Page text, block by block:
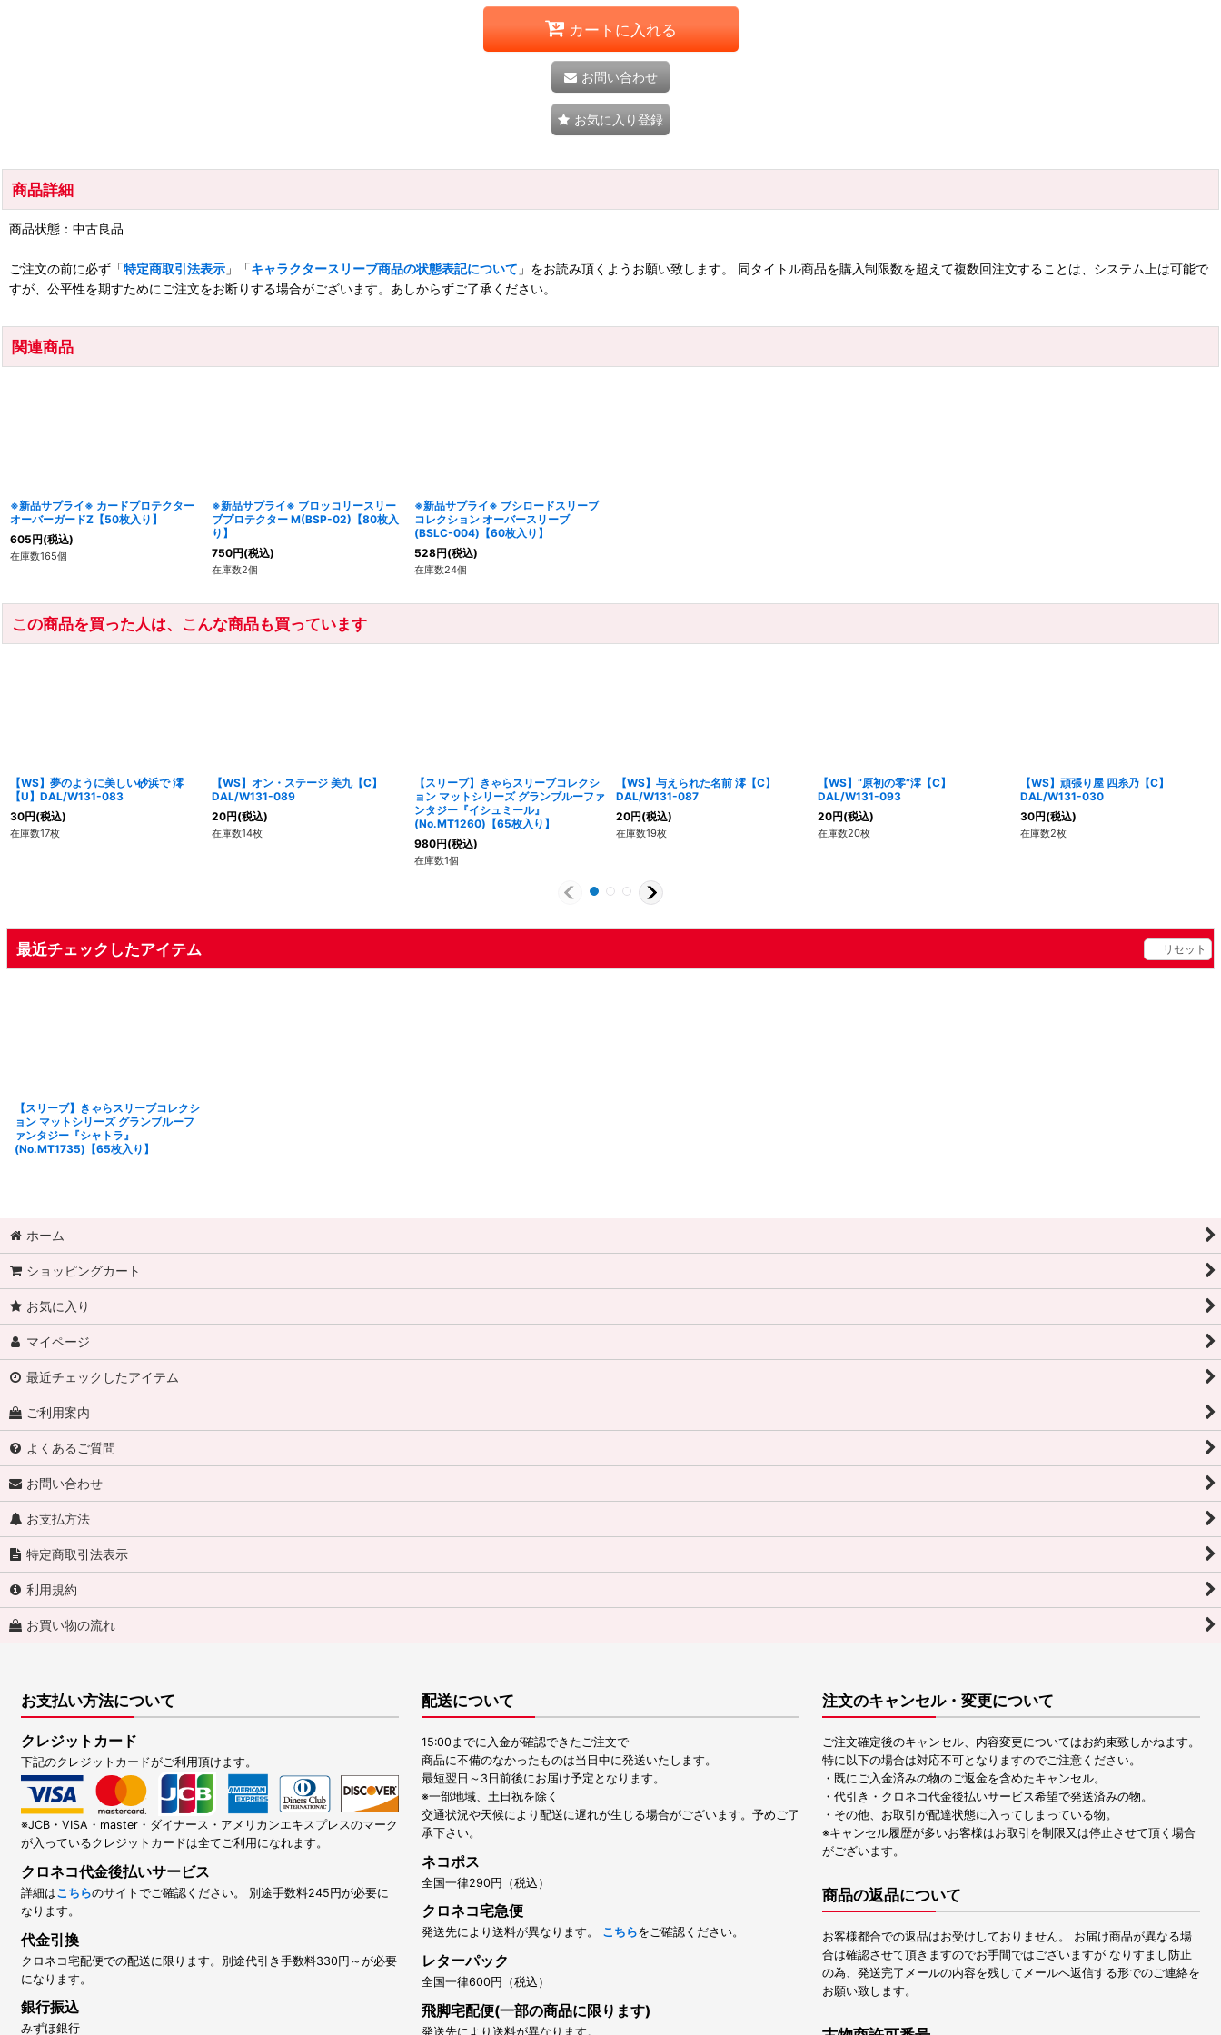
カートに入れる
お問い合わせ
お気に入り登録
商品詳細
商品状態：中古良品
ご注文の前に必ず「特定商取引法表示 」「キャラクタースリーブ商品の状態表記について 」をお読み頂くようお願い致します。 同タイトル商品を購入制限数を超えて複数回注文することは、システム上は可能で
すが、公平性を期すためにご注文をお断りする場合がございます。あしからずご了承ください。
関連商品
※新品サプライ※ カードプロテクター
オーバーガードZ【50枚入り】
605円(税込)
在庫数165個
※新品サプライ※ ブロッコリースリー
ブプロテクター M(BSP-02)【80枚入
り】
750円(税込)
在庫数2個
※新品サプライ※ ブシロードスリーブ
コレクション オーバースリーブ
(BSLC-004)【60枚入り】
528円(税込)
在庫数24個
この商品を買った人は、こんな商品も買っています
【WS】夢のように美しい砂浜で 澪
【U】DAL/W131-083
30円(税込)
在庫数17枚
【WS】オン・ステージ 美九【C】
DAL/W131-089
20円(税込)
在庫数14枚
【スリーブ】きゃらスリーブコレクシ
ョン マットシリーズ グランブルーファ
ンタジー『イシュミール』
(No.MT1260)【65枚入り】
980円(税込)
在庫数1個
【WS】与えられた名前 澪【C】
DAL/W131-087
20円(税込)
在庫数19枚
【WS】“原初の零”澪【C】
DAL/W131-093
20円(税込)
在庫数20枚
【WS】頑張り屋 四糸乃【C】
DAL/W131-030
30円(税込)
在庫数2枚
最近チェックしたアイテム リセット
【スリーブ】きゃらスリーブコレクシ
ョン マットシリーズ グランブルーフ
ァンタジー『シャトラ』
(No.MT1735)【65枚入り】
ホーム
ショッピングカート
お気に入り
マイページ
最近チェックしたアイテム
ご利用案内
よくあるご質問
お問い合わせ
お支払方法
特定商取引法表示
利用規約
お買い物の流れ
お支払い方法について
クレジットカード
下記のクレジットカードがご利用頂けます。
※JCB・VISA・master・ダイナース・アメリカンエキスプレスのマーク
が入っているクレジットカードは全てご利用になれます。
クロネコ代金後払いサービス
詳細はこちらのサイトでご確認ください。 別途手数料245円が必要に
なります。
代金引換
クロネコ宅配便での配送に限ります。別途代引き手数料330円～が必要
になります。
銀行振込
みずほ銀行
配送について
15:00までに入金が確認できたご注文で
商品に不備のなかったものは当日中に発送いたします。
最短翌日～3日前後にお届け予定となります。
※一部地域、土日祝を除く
交通状況や天候により配送に遅れが生じる場合がございます。予めご了
承下さい。
ネコポス
全国一律290円（税込）
クロネコ宅急便
発送先により送料が異なります。 こちらをご確認ください。
レターパック
全国一律600円（税込）
飛脚宅配便(一部の商品に限ります)
発送先により送料が異なります。
注文のキャンセル・変更について
ご注文確定後のキャンセル、内容変更についてはお約束致しかねます。
特に以下の場合は対応不可となりますのでご注意ください。
・既にご入金済みの物のご返金を含めたキャンセル。
・代引き・クロネコ代金後払いサービス希望で発送済みの物。
・その他、お取引が配達状態に入ってしまっている物。
※キャンセル履歴が多いお客様はお取引を制限又は停止させて頂く場合
がございます。
商品の返品について
お客様都合での返品はお受けしておりません。 お届け商品が異なる場
合は確認させて頂きますのでお手間ではございますが なりすまし防止
の為、発送完了メールの内容を残してメールへ返信する形でのご連絡を
お願い致します。